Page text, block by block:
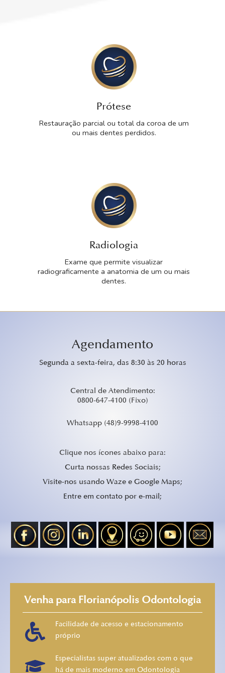
Prótese
Restauração parcial ou total da coroa de um
ou mais dentes perdidos.
Radiologia
Exame que permite visualizar
radiograficamente a anatomia de um ou mais
dentes.
Agendamento
Segunda a sexta-feira, das 8:30 às 20 horas
Central de Atendimento:
0800-647-4100 (Fixo)
Whatsapp (48)9-9998-4100
Clique nos ícones abaixo para:
Curta nossas Redes Sociais;
Visite-nos usando Waze e Google Maps;
Entre em contato por e-mail;
Venha para Florianópolis Odontologia
Facilidade de acesso e estacionamento
próprio
Especialistas super atualizados com o que
há de mais moderno em Odontologia